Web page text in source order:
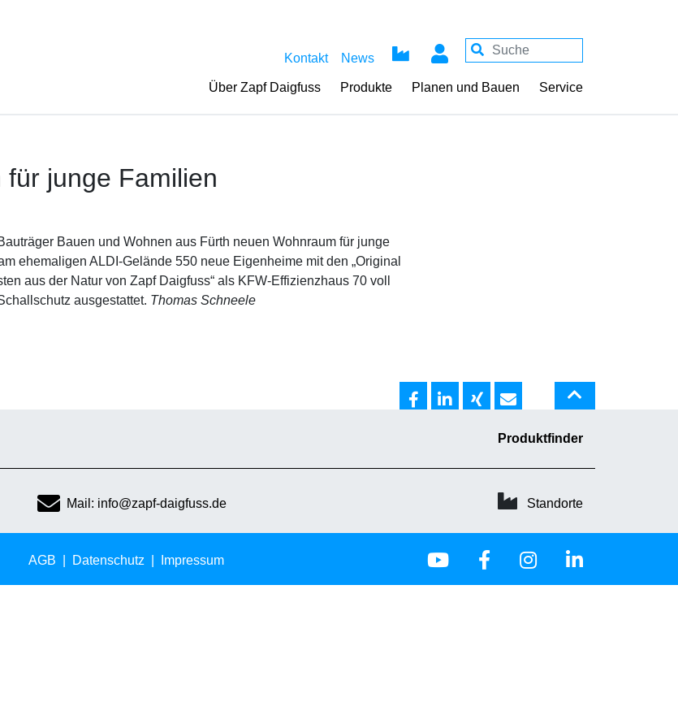
Kontakt News
Über Zapf Daigfuss Produkte Planen und Bauen Service
junge Familien
Bauen und Wohnen aus Fürth neuen Wohnraum für junge
ehemaligen ALDI-Gelände 550 neue Eigenheime mit den „Original
aus der Natur von Zapf Daigfuss“ als KFW-Effizienzhaus 70 voll
ausgestattet. Thomas Schneele
Produktfinder
Mail: info@zapf-daigfuss.de Standorte
AGB Datenschutz Impressum